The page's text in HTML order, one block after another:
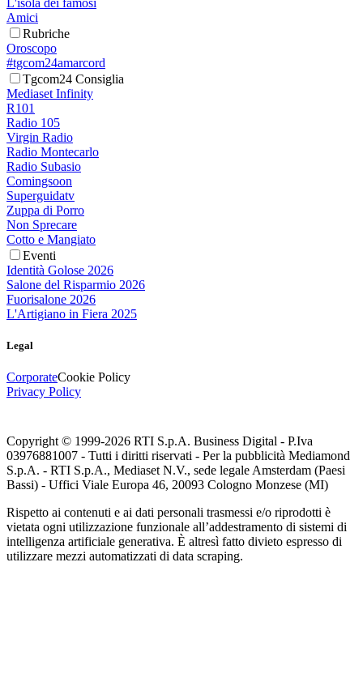
Amici
Rubriche
Oroscopo
#tgcom24amarcord
Tgcom24 Consiglia
Mediaset Infinity
R101
Radio 105
Virgin Radio
Radio Montecarlo
Radio Subasio
Comingsoon
Superguidatv
Zuppa di Porro
Non Sprecare
Cotto e Mangiato
Eventi
Identità Golose 2026
Salone del Risparmio 2026
Fuorisalone 2026
L'Artigiano in Fiera 2025
Legal
CorporateCookie Policy
Privacy Policy
Copyright © 1999-2026 RTI S.p.A. Business Digital - P.Iva
03976881007 - Tutti i diritti riservati - Per la pubblicità Mediamond
S.p.A. - RTI S.p.A., Mediaset N.V., sede legale Amsterdam (Paesi
Bassi) - Uffici Viale Europa 46, 20093 Cologno Monzese (MI)
Rispetto ai contenuti e ai dati personali trasmessi e/o riprodotti è
vietata ogni utilizzazione funzionale all’addestramento di sistemi di
intelligenza artificiale generativa. È altresì fatto divieto espresso di
utilizzare mezzi automatizzati di data scraping.